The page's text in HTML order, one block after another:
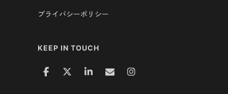
プライバシーポリシー
KEEP IN TOUCH